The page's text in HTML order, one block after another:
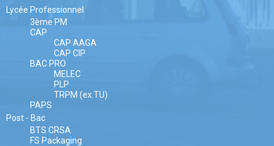
Lycée Professionnel
3ème PM
CAP
CAP AAGA
CAP CIP
BAC PRO
MELEC
PLP
TRPM (ex.TU)
PAPS
Post - Bac
BTS CRSA
FS Packaging